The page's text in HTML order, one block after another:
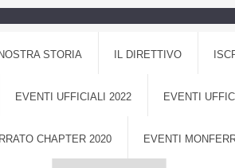
STORIA IL DIRETTIVO
EVENTI UFFICIALI 2022 EVENTI
CHAPTER 2020 EVENTI